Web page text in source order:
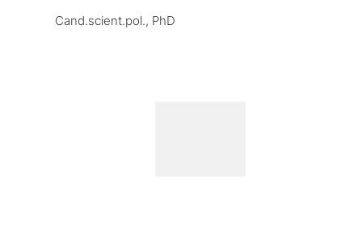
Cand.scient.pol., PhD